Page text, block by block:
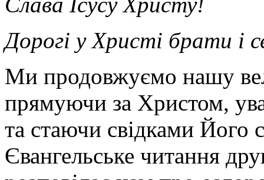
Дорогі у Христі брати і
Ми продовжуємо нашу
прямуючи за Христом,
та стаючи свідками Його
Євангельське читання